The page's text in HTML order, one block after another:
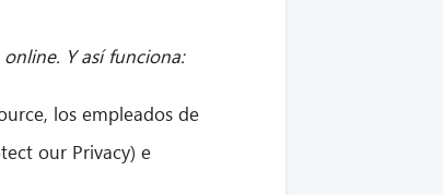
Y así funciona:
los empleados de
our Privacy) e